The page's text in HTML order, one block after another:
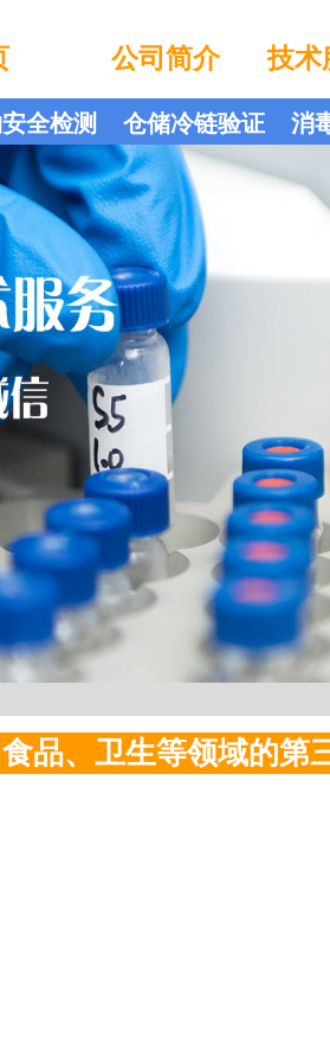
全检测 仓储冷链验证 消
公司简介 技术
品、 卫生等领域的第